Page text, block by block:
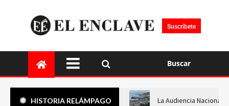
Suscríbete
Buscar
HISTORIA RELÁMPAGO La Audiencia Nacional